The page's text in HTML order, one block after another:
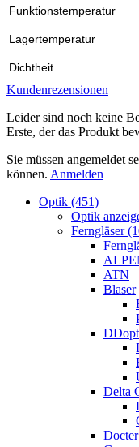
Funktionstemperatur
Lagertemperatur
Dichtheit
Kundenrezensionen
Leider sind noch keine
Erste, der das Produkt
Sie müssen angemeldet
können. Anmelden
Optik (451)
Optik
Ferngläser
ATN
Blaser
Delta
Docter